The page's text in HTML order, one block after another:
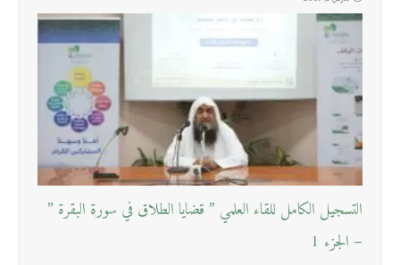
التسجيل الكامل للقاء العلمي ” قضايا الطلاق في سورة البقرة ”
– الجزء 1